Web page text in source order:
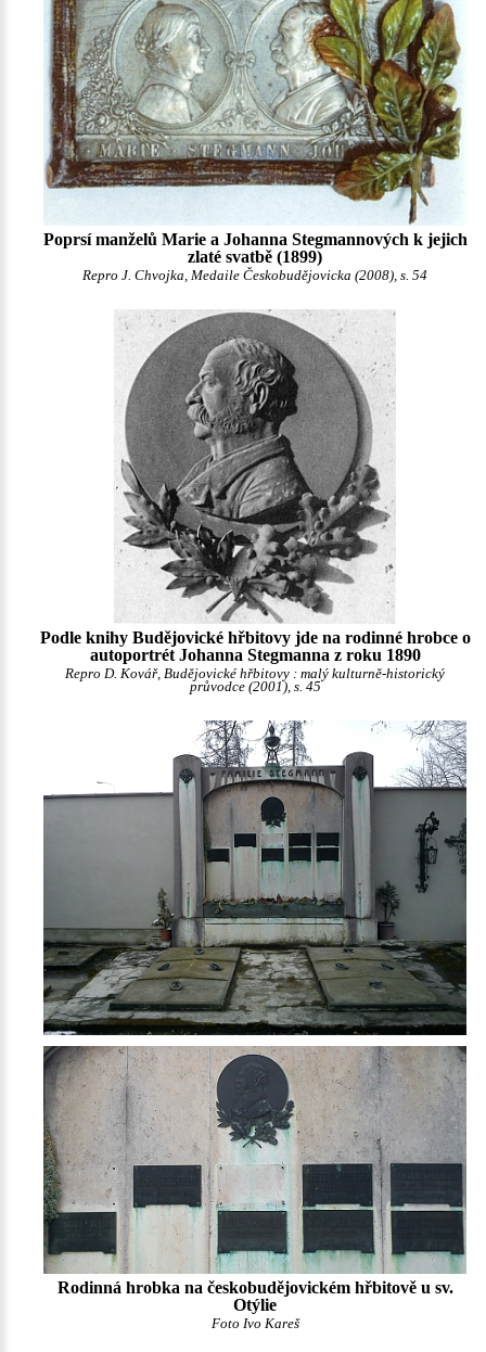
Poprsí manželů Marie a Johanna Stegmannových k jejich
zlaté svatbě (1899)
Repro J. Chvojka, Medaile Českobudějovicka (2008), s. 54
Podle knihy Budějovické hřbitovy jde na rodinné hrobce o
autoportrét Johanna Stegmanna z roku 1890
Repro D. Kovář, Budějovické hřbitovy : malý kulturně-historický
průvodce (2001), s. 45
Rodinná hrobka na českobudějovickém hřbitově u sv.
Otýlie
Foto Ivo Kareš